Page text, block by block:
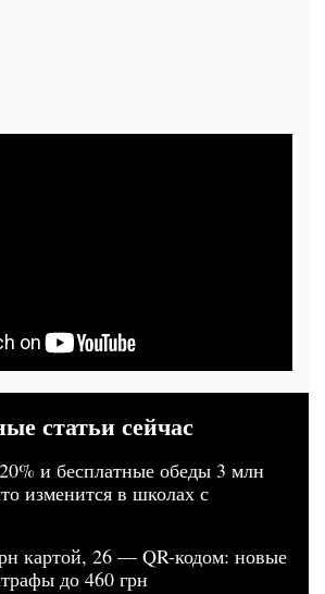
статьи сейчас
и бесплатные обеды 3 млн
изменится в школах с
картой, 26 — QR-кодом: новые
до 460 грн